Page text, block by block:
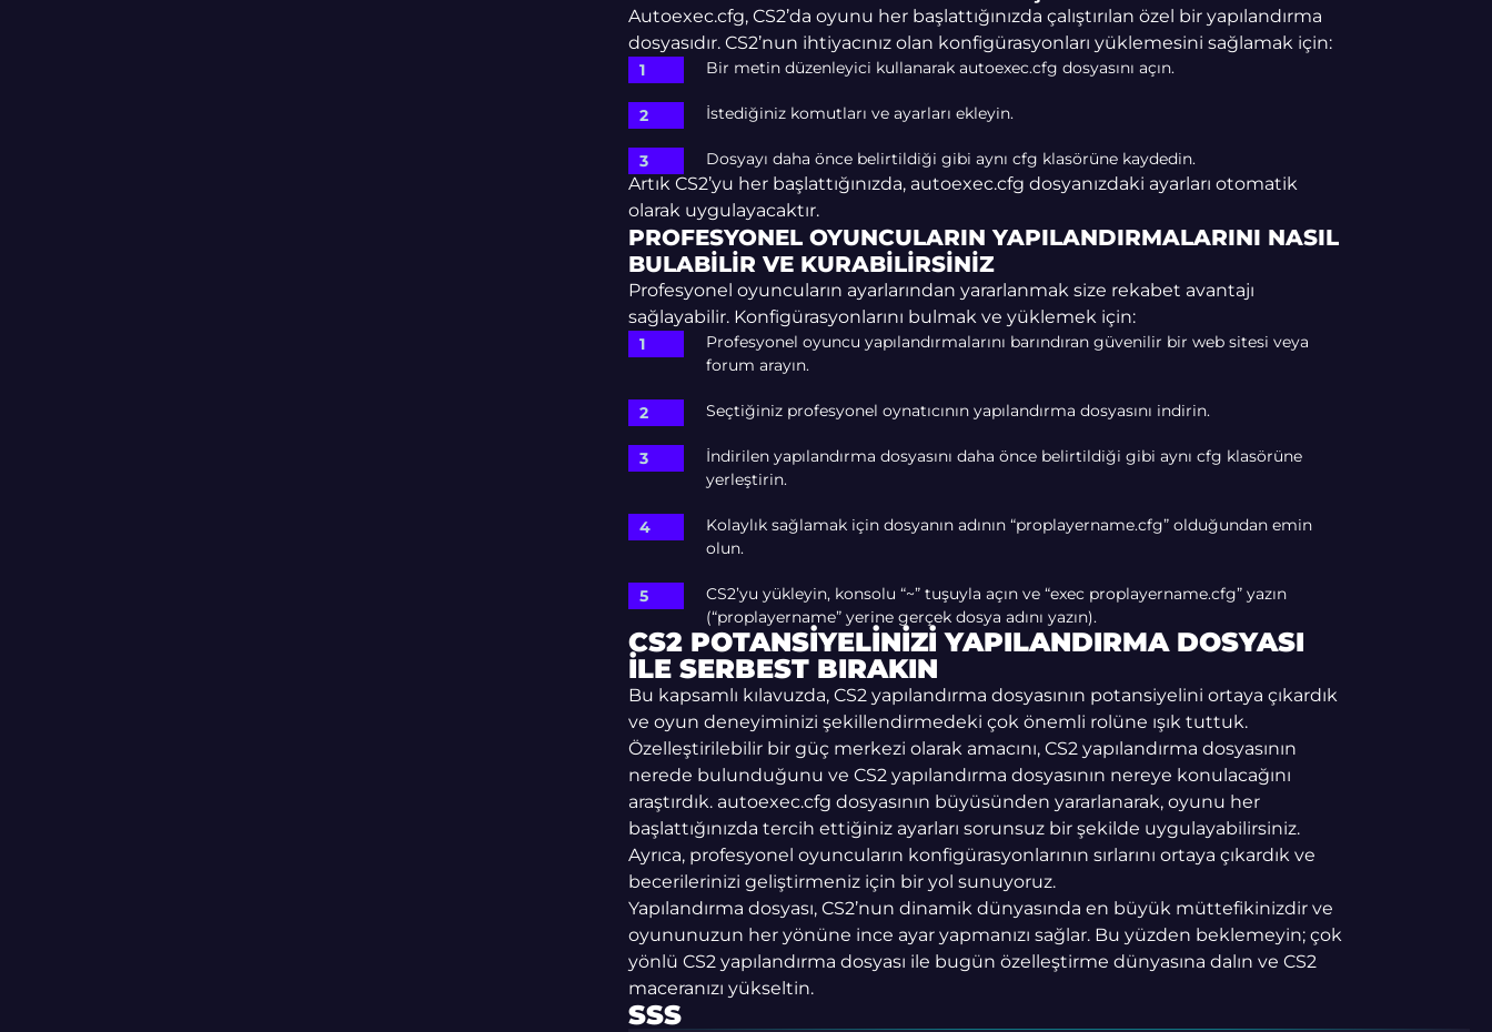
Autoexec.cfg, CS2’da oyunu her başlattığınızda çalıştırılan özel bir yapılandırma
dosyasıdır. CS2’nun ihtiyacınız olan konfigürasyonları yüklemesini sağlamak için:
Bir metin düzenleyici kullanarak autoexec.cfg dosyasını açın.
İstediğiniz komutları ve ayarları ekleyin.
Dosyayı daha önce belirtildiği gibi aynı cfg klasörüne kaydedin.
Artık CS2’yu her başlattığınızda, autoexec.cfg dosyanızdaki ayarları otomatik
olarak uygulayacaktır.
PROFESYONEL OYUNCULARIN YAPILANDIRMALARINI NASIL
BULABILIR VE KURABILIRSINIZ
Profesyonel oyuncuların ayarlarından yararlanmak size rekabet avantajı
sağlayabilir. Konfigürasyonlarını bulmak ve yüklemek için:
Profesyonel oyuncu yapılandırmalarını barındıran güvenilir bir web sitesi veya
forum arayın.
Seçtiğiniz profesyonel oynatıcının yapılandırma dosyasını indirin.
İndirilen yapılandırma dosyasını daha önce belirtildiği gibi aynı cfg klasörüne
yerleştirin.
Kolaylık sağlamak için dosyanın adının “proplayername.cfg” olduğundan emin
olun.
CS2’yu yükleyin, konsolu “~” tuşuyla açın ve “exec proplayername.cfg” yazın
(“proplayername” yerine gerçek dosya adını yazın).
CS2 POTANSIYELINIZI YAPILANDIRMA DOSYASI
ILE SERBEST BIRAKIN
Bu kapsamlı kılavuzda, CS2 yapılandırma dosyasının potansiyelini ortaya çıkardık
ve oyun deneyiminizi şekillendirmedeki çok önemli rolüne ışık tuttuk.
Özelleştirilebilir bir güç merkezi olarak amacını, CS2 yapılandırma dosyasının
nerede bulunduğunu ve CS2 yapılandırma dosyasının nereye konulacağını
araştırdık. autoexec.cfg dosyasının büyüsünden yararlanarak, oyunu her
başlattığınızda tercih ettiğiniz ayarları sorunsuz bir şekilde uygulayabilirsiniz.
Ayrıca, profesyonel oyuncuların konfigürasyonlarının sırlarını ortaya çıkardık ve
becerilerinizi geliştirmeniz için bir yol sunuyoruz.
Yapılandırma dosyası, CS2’nun dinamik dünyasında en büyük müttefikinizdir ve
oyununuzun her yönüne ince ayar yapmanızı sağlar. Bu yüzden beklemeyin; çok
yönlü CS2 yapılandırma dosyası ile bugün özelleştirme dünyasına dalın ve CS2
maceranızı yükseltin.
SSS